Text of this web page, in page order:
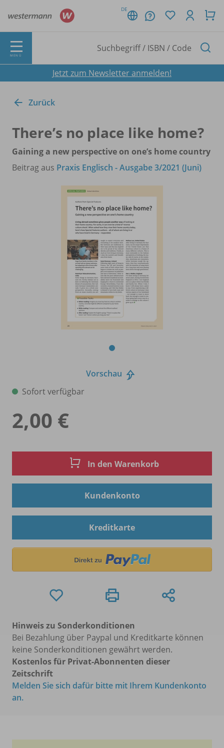
DE
MENÜ
Jetzt zum Newsletter anmelden!
Zurück
There’s no place like home?
Gaining a new perspective on one’s home country
Beitrag aus Praxis Englisch - Ausgabe 3/2021 (Juni)
Vorschau
Sofort verfügbar
2,00 €
In den Warenkorb
Kundenkonto
Kreditkarte
Hinweis zu Sonderkonditionen
Bei Bezahlung über Paypal und Kreditkarte können
keine Sonderkonditionen gewährt werden.
Kostenlos für Privat-Abonnenten dieser
Zeitschrift
Melden Sie sich dafür bitte mit Ihrem Kundenkonto
an.